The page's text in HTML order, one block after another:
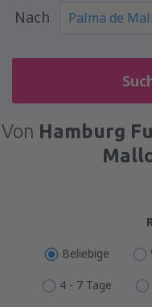
Nach
Von Hamburg
Beliebige
4 - 7 Tage